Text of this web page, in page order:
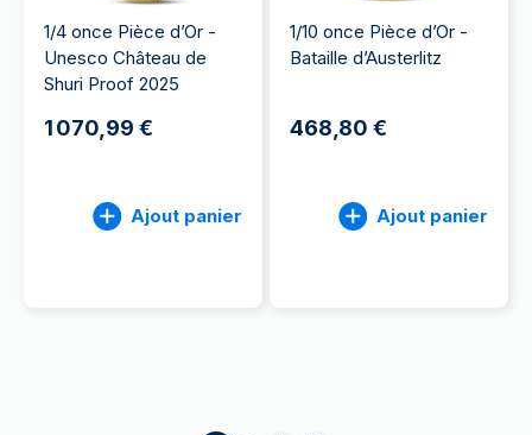
1/4 once Pièce d’Or -
Unesco Château de
Shuri Proof 2025
1 070,99 €
Ajout panier
1/10 once Pièce d’Or -
Bataille d’Austerlitz
468,80 €
Ajout panier